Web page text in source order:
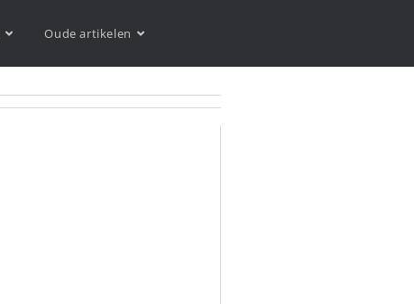
Oude artikelen